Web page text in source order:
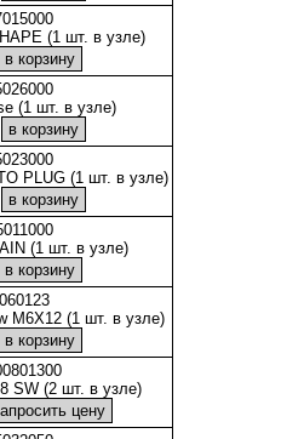
(1 шт. в узле)
(1 шт. в узле)
PLUG (1 шт. в узле)
(1 шт. в узле)
M6X12 (1 шт. в узле)
SW (2 шт. в узле)